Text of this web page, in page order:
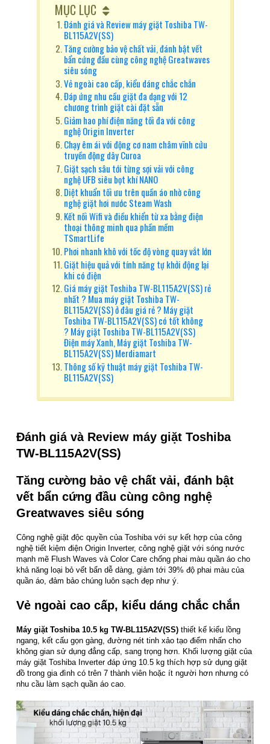
MỤC LỤC
Đánh giá và Review máy giặt Toshiba TW-
BL115A2V(SS)
Tăng cường bảo vệ chất vải, đánh bật vết
bẩn cứng đầu cùng công nghệ Greatwaves
siêu sóng
Vẻ ngoài cao cấp, kiểu dáng chắc chắn
Đáp ứng nhu cầu giặt đa dạng với 12
chương trình giặt cài đặt sẵn
Giảm hao phí điện năng tối đa với công
nghệ Origin Inverter
Chạy êm ái với động cơ nam châm vĩnh cửu
truyền động dây Curoa
Giặt sạch sâu tới từng sợi vải với công
nghệ UFB siêu bọt khí NANO
Diệt khuẩn tối ưu trên quần áo nhờ công
nghệ giặt hơi nước Steam Wash
Kết nối Wifi và điều khiển từ xa bằng điện
thoại thông minh qua phần mềm
TSmartLife
Phơi nhanh khô với tốc độ vòng quay vắt lớn
Giặt hiệu quả với tính năng tự khởi động lại
khi có điện
Giá máy giặt Toshiba TW-BL115A2V(SS) rẻ
nhất ? Mua máy giặt Toshiba TW-
BL115A2V(SS) ở đâu giá rẻ ? Máy giặt
Toshiba TW-BL115A2V(SS) có tốt không
? Máy giặt Toshiba TW-BL115A2V(SS)
Điện máy Xanh, Máy giặt Toshiba TW-
BL115A2V(SS) Merdiamart
Thông số kỹ thuật máy giặt Toshiba TW-
BL115A2V(SS)
Đánh giá và Review máy giặt Toshiba
TW-BL115A2V(SS)
Tăng cường bảo vệ chất vải, đánh bật
vết bẩn cứng đầu cùng công nghệ
Greatwaves siêu sóng
Công nghệ giặt độc quyền của Toshiba với sự kết hợp của công
nghệ tiết kiệm điện Origin Inverter, công nghệ giặt với sóng nước
mạnh mẽ Flush Waves và Color Care chống phai màu quần áo cho
khả năng loại bỏ vết bẩn dễ dàng, giảm tới 39% độ phai màu của
quần áo, đảm bảo chúng luôn sạch đẹp như ý.
Vẻ ngoài cao cấp, kiểu dáng chắc chắn
Máy giặt Toshiba 10.5 kg TW-BL115A2V(SS) thiết kế kiểu lồng
ngang, kết cấu gọn gàng, đường nét tinh xảo tạo điểm nhấn cho
không gian sử dụng đẳng cấp, sang trọng hơn. Khối lượng giặt của
máy giặt Toshiba Inverter đáp ứng 10.5 kg thích hợp sử dụng giặt
đồ trong gia đình có trên 7 thành viên hoặc ít người hơn nhưng có
nhu cầu làm sạch quần áo cao.